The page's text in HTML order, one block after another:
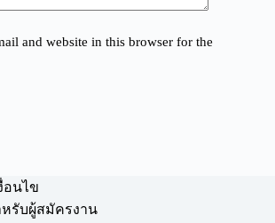
and website in this browser for the
อนไข
หรับผู้สมัครงาน